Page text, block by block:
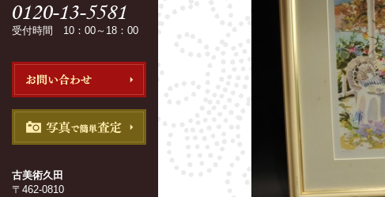
受付時間 10：00～18：00
古美術久田
〒462-0810